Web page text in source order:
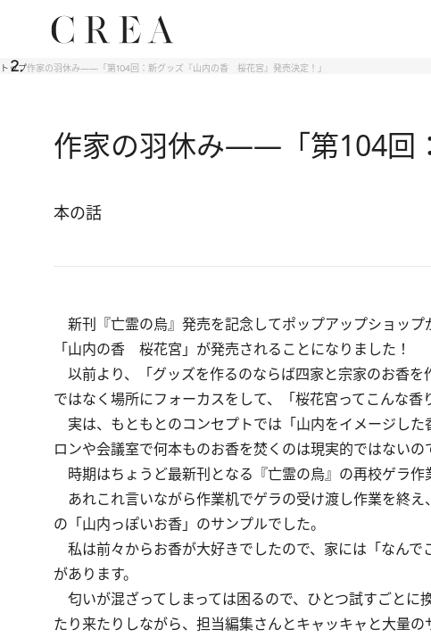
トップ作家の羽休み――「第104回：新グッズ『山内の香 桜花宮』発売決定！」
作家の羽休み――「第104回
本の話
新刊『亡霊の烏』発売を記念してポップアップショッ
「山内の香 桜花宮」が発売されることになりました！
以前より、「グッズを作るのならば四家と宗家のお香
ではなく場所にフォーカスをして、「桜花宮ってこんな
実は、もともとのコンセプトでは「山内をイメージし
ロンや会議室で何本ものお香を焚くのは現実的ではない
時期はちょうど最新刊となる『亡霊の烏』の再校ゲラ作
あれこれ言いながら作業机でゲラの受け渡し作業を終
の「山内っぽいお香」のサンプルでした。
私は前々からお香が大好きでしたので、家には「なん
があります。
匂いが混ざってしまっては困るので、ひとつ試すごと
たり来たりしながら、担当編集さんとキャッキャと大量の